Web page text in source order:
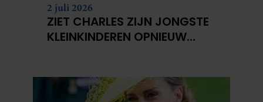
2 juli 2026
ZIET CHARLES ZIJN JONGSTE
KLEINKINDEREN OPNIEUW